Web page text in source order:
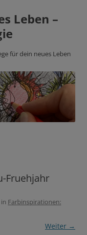
Leben –
für dein neues Leben
Fruehjahr
in Farbinspirationen:
Weiter →